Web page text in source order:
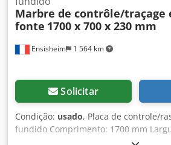
Ensisheim 1 564 km
Marbre de contrôle/traçage
fonte 1700 x 700 x 230 mm
Solicitar
Condição: usado, Placa de controle/
fundido Comprimento: 1700 mm
Dcjdszqzy Dopfx Anpsk Espessura: